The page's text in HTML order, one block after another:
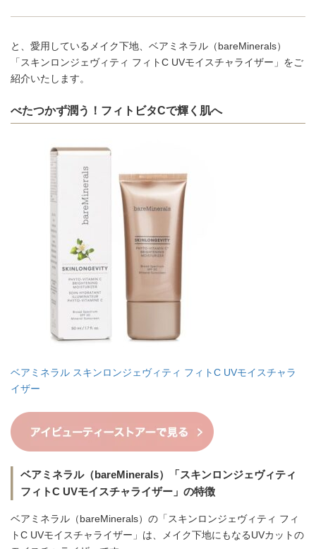
と、愛用しているメイク下地、ベアミネラル（bareMinerals）
「スキンロンジェヴィティ フィトC UVモイスチャライザー」をご
紹介いたします。
べたつかず潤う！フィトビタCで輝く肌へ
ベアミネラル スキンロンジェヴィティ フィトC UVモイスチャラ
イザー
ベアミネラル（bareMinerals）「スキンロンジェヴィティ
フィトC UVモイスチャライザー」の特徴
ベアミネラル（bareMinerals）の「スキンロンジェヴィティ フィ
トC UVモイスチャライザー」は、メイク下地にもなるUVカットの